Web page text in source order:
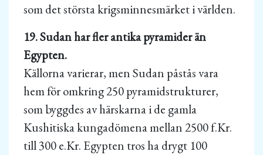
som det största krigsminnesmärket i världen.
19. Sudan har fler antika pyramider än
Egypten.
Källorna varierar, men Sudan påstås vara
hem för omkring 250 pyramidstrukturer,
som byggdes av härskarna i de gamla
Kushitiska kungadömena mellan 2500 f.Kr.
till 300 e.Kr. Egypten tros ha drygt 100